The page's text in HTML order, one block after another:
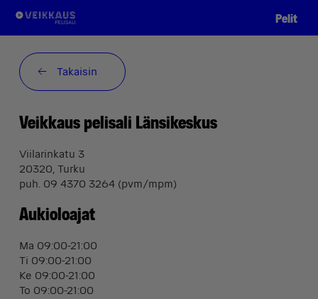
Pelit
Takaisin
Veikkaus pelisali Länsikeskus
Viilarinkatu 3
20320, Turku
puh. 09 4370 3264 (pvm/mpm)
Aukioloajat
Ma 09:00-21:00
Ti 09:00-21:00
Ke 09:00-21:00
To 09:00-21:00